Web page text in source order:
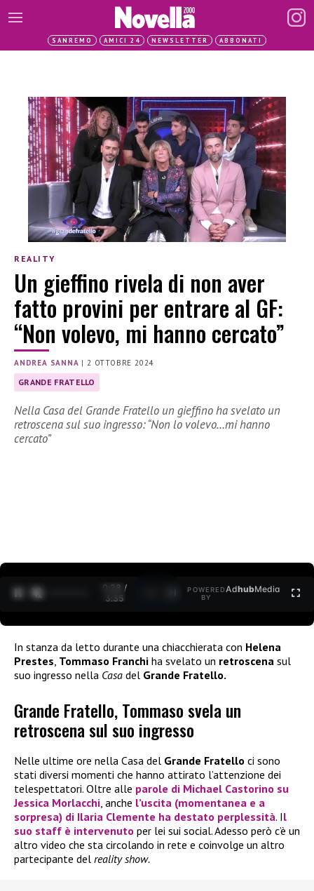
SANREMO AMICI 24 NEWSLETTER ABBONATI
REALITY
Un gieffino rivela di non aver
fatto provini per entrare al GF:
“Non volevo, mi hanno cercato”
ANDREA SANNA |2 OTTOBRE 2024
GRANDE FRATELLO
Nella Casa del Grande Fratello un gieffino ha svelato un
retroscena sul suo ingresso: “Non lo volevo…mi hanno
cercato”
0:29 /
3:35
POWERED
BY
AdhubMedia
In stanza da letto durante una chiacchierata con Helena
Prestes Tommaso Franchi ha svelato un retroscena sul
suo ingresso nella Casa del Grande Fratello.
Grande Fratello, Tommaso svela un
retroscena sul suo ingresso
Nelle ultime ore nella Casa del Grande Fratello ci sono
stati diversi momenti che hanno attirato l’attenzione dei
telespettatori. Oltre alle parole di Michael Castorino su
Jessica Morlacchi, anche l’uscita (momentanea e a
sorpresa) di Ilaria Clemente ha destato perplessità. Il
suo staff è intervenuto per lei sui social. Adesso però c’è un
altro video che sta circolando in rete e coinvolge un altro
partecipante del reality show.